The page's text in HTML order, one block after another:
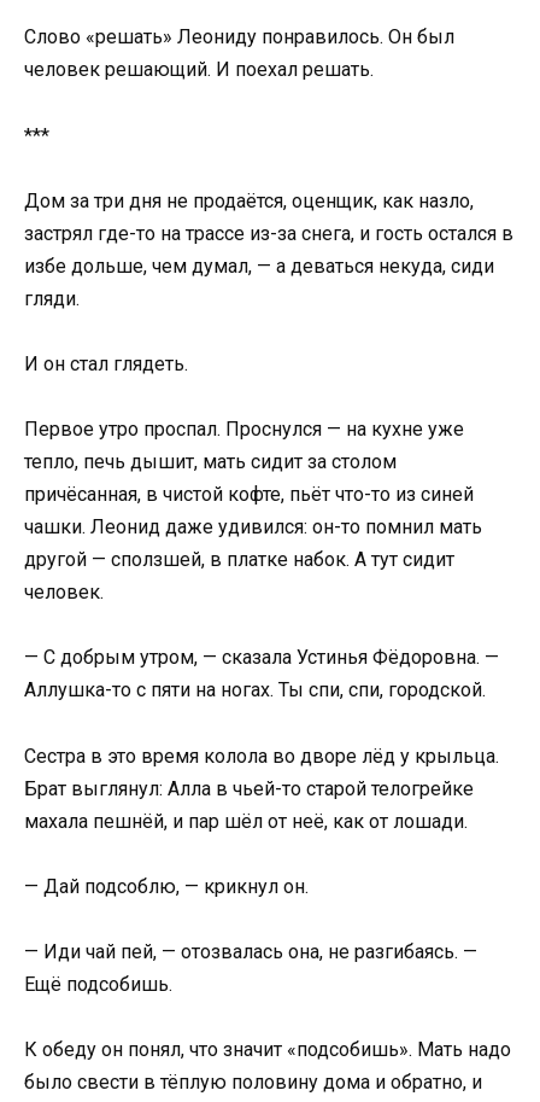
Слово «решать» Леониду понравилось. Он был
человек решающий. И поехал решать.
***
Дом за три дня не продаётся, оценщик, как назло,
застрял где-то на трассе из-за снега, и гость остался в
избе дольше, чем думал, — а деваться некуда, сиди
гляди.
И он стал глядеть.
Первое утро проспал. Проснулся — на кухне уже
тепло, печь дышит, мать сидит за столом
причёсанная, в чистой кофте, пьёт что-то из синей
чашки. Леонид даже удивился: он-то помнил мать
другой — сползшей, в платке набок. А тут сидит
человек.
— С добрым утром, — сказала Устинья Фёдоровна. —
Аллушка-то с пяти на ногах. Ты спи, спи, городской.
Сестра в это время колола во дворе лёд у крыльца.
Брат выглянул: Алла в чьей-то старой телогрейке
махала пешнёй, и пар шёл от неё, как от лошади.
— Дай подсоблю, — крикнул он.
— Иди чай пей, — отозвалась она, не разгибаясь. —
Ещё подсобишь.
К обеду он понял, что значит «подсобишь». Мать надо
было свести в тёплую половину дома и обратно, и